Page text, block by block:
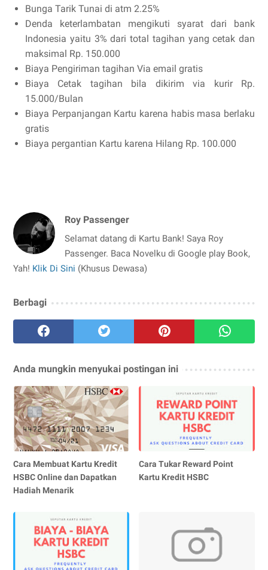
Bunga Tarik Tunai di atm 2.25%
Denda keterlambatan mengikuti syarat dari bank
Indonesia yaitu 3% dari total tagihan yang cetak dan
maksimal Rp. 150.000
Biaya Pengiriman tagihan Via email gratis
Biaya Cetak tagihan bila dikirim via kurir Rp.
15.000/Bulan
Biaya Perpanjangan Kartu karena habis masa berlaku
gratis
Biaya pergantian Kartu karena Hilang Rp. 100.000
Roy Passenger
Selamat datang di Kartu Bank! Saya Roy
Passenger. Baca Novelku di Google play Book,
Yah! Klik Di Sini (Khusus Dewasa)
Berbagi
Anda mungkin menyukai postingan ini
Cara Membuat Kartu Kredit
HSBC Online dan Dapatkan
Hadiah Menarik
Cara Tukar Reward Point
Kartu Kredit HSBC